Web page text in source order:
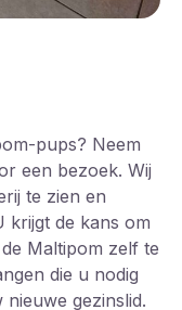
pups? Neem
een bezoek. Wij
te zien en
krijgt de kans om
Maltipom zelf te
die u nodig
gezinslid.